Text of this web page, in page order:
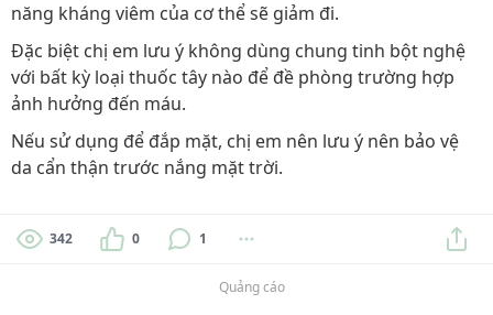
năng kháng viêm của cơ thể sẽ giảm đi.
Đặc biệt chị em lưu ý không dùng chung tinh bột nghệ
với bất kỳ loại thuốc tây nào để đề phòng trường hợp
ảnh hưởng đến máu.
Nếu sử dụng để đắp mặt, chị em nên lưu ý nên bảo vệ
da cẩn thận trước nắng mặt trời.
342 0 1
Quảng cáo